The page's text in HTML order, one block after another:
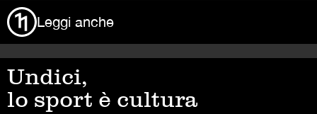
Leggi anche
Undici,
lo sport è cultura